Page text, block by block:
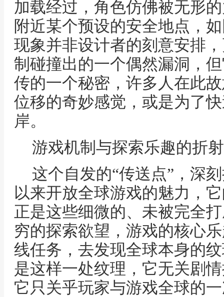
加载经过，角色仿佛被无形
附近某个预设的安全地点，
现象并非设计者的刻意安排
制碰撞出的一个偶然漏洞，
传的一个秘密，许多人在此
位移的奇妙感觉，或是为了
岸。
游戏机制与探索乐趣的折射
这个自发的“传送点”，深
以来开放全球游戏的魅力，
正是这些细微的、未被完全
穷的探索欲望，游戏的核心
线任务，去发现全球本身的
是这样一处纹理，它无关剧
它只关乎玩家与游戏全球的